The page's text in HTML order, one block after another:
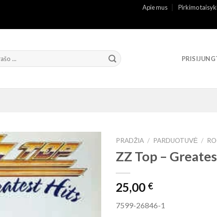
Apie mus Pirkimo
PRADŽIA / PARDUOTUVĖ /
ZZ Top ‎–
25,00 €
7599-26846-1